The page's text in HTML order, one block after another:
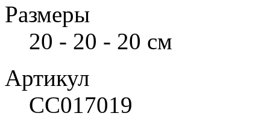
Размеры
20 - 20 - 20 см
Артикул
СС017019